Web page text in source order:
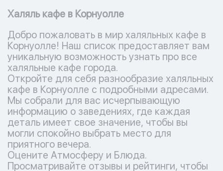
Халяль кафе в Корнуолле
Добро пожаловать в мир халяльных кафе в
Корнуолле! Наш список предоставляет вам
уникальную возможность узнать про все
халяльные кафе города.
Откройте для себя разнообразие халяльных
кафе в Корнуолле с подробными адресами.
Мы собрали для вас исчерпывающую
информацию о заведениях, где каждая
деталь имеет свое значение, чтобы вы
могли спокойно выбрать место для
приятного вечера.
Оцените Атмосферу и Блюда.
Просматривайте отзывы и рейтинги, чтобы